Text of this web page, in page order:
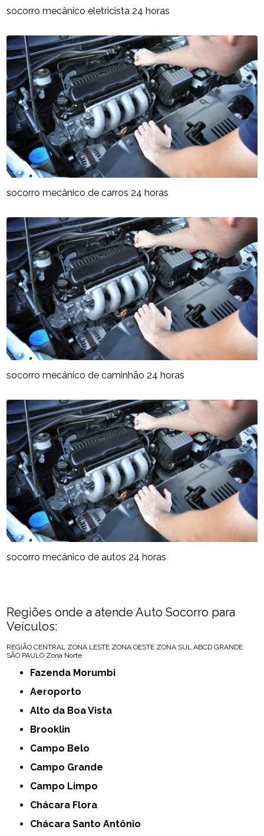
socorro mecânico eletricista 24 horas
socorro mecânico de carros 24 horas
socorro mecânico de caminhão 24 horas
socorro mecânico de autos 24 horas
Regiões onde a atende Auto Socorro para
Veículos:
REGIÃO CENTRAL ZONA LESTE ZONA OESTE ZONA SUL ABCD GRANDE
SÃO PAULO Zona Norte
Fazenda Morumbi
Aeroporto
Alto da Boa Vista
Brooklin
Campo Belo
Campo Grande
Campo Limpo
Chácara Flora
Chácara Santo Antônio